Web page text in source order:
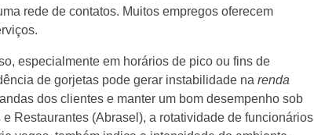
rede de contatos. Muitos empregos oferecem
especialmente em horários de pico ou fins de
de gorjetas pode gerar instabilidade na renda
dos clientes e manter um bom desempenho sob
Restaurantes (Abrasel), a rotatividade de funcionários